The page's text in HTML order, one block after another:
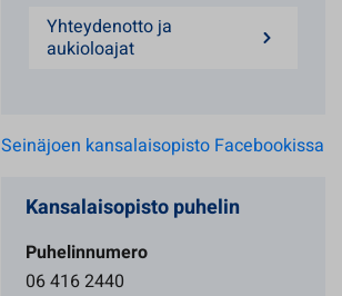
Yhteydenotto ja
aukioloajat
Seinäjoen kansalaisopisto Facebookissa
Kansalaisopisto puhelin
Puhelinnumero
06 416 2440